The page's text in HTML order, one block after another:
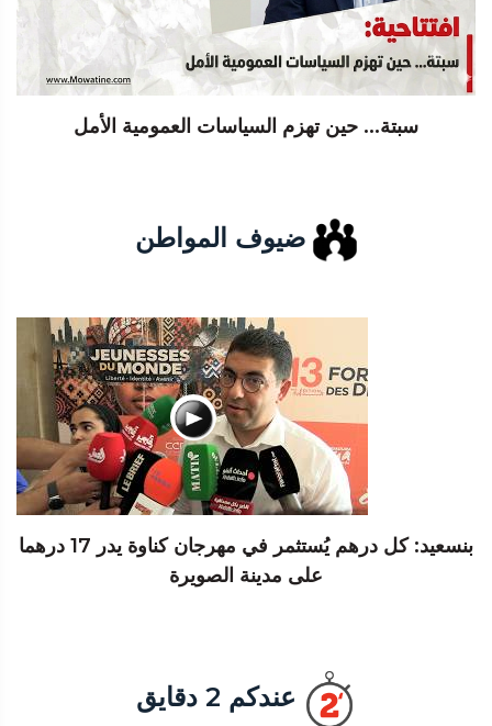
سبتة... حين تهزم السياسات العمومية الأمل
ضيوف المواطن
بنسعيد: كل درهم يُستثمر في مهرجان كناوة يدر 17 درهما
على مدينة الصويرة
عندكم 2 دقايق